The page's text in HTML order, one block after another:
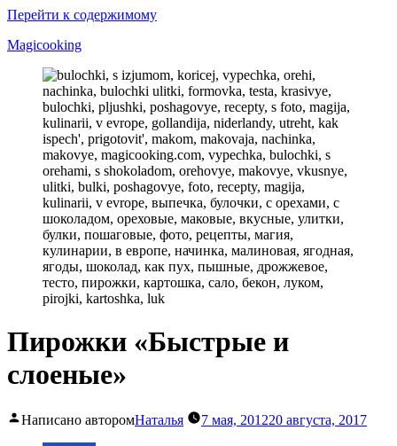
Перейти к содержимому
Magicooking
Пирожки «Быстрые и
слоеные»
Написано авторомНаталья 7 мая, 201220 августа, 2017